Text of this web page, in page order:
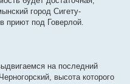
город Сигету-
приют под Говерлой.
на последний
высота которого